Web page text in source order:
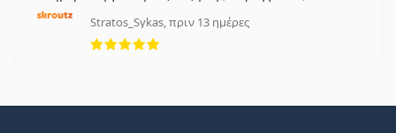
Stratos_Sykas, πριν 13 ημέρες
5 αξιολογήσεις από 5